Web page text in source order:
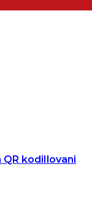
Ilovani